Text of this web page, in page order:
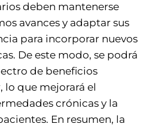
deben mantenerse
avances y adaptar sus
para incorporar nuevos
De este modo, se podrá
de beneficios
lo que mejorará el
crónicas y la
En resumen, la